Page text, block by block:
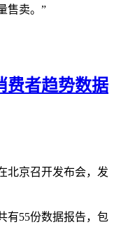
售卖。”
费者趋势数据
北京召开发布会，发
有55份数据报告，包